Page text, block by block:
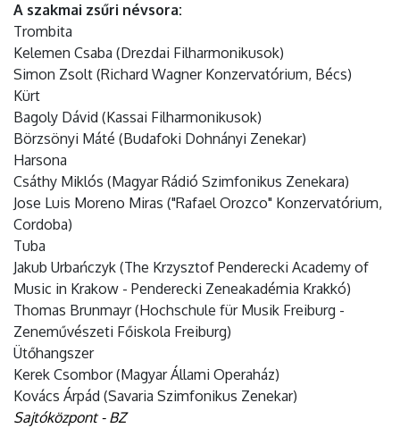
A szakmai zsűri névsora:
Trombita
Kelemen Csaba (Drezdai Filharmonikusok)
Simon Zsolt (Richard Wagner Konzervatórium, Bécs)
Kürt
Bagoly Dávid (Kassai Filharmonikusok)
Börzsönyi Máté (Budafoki Dohnányi Zenekar)
Harsona
Csáthy Miklós (Magyar Rádió Szimfonikus Zenekara)
Jose Luis Moreno Miras ("Rafael Orozco" Konzervatórium,
Cordoba)
Tuba
Jakub Urbańczyk (The Krzysztof Penderecki Academy of
Music in Krakow - Penderecki Zeneakadémia Krakkó)
Thomas Brunmayr (Hochschule für Musik Freiburg -
Zeneművészeti Főiskola Freiburg)
Ütőhangszer
Kerek Csombor (Magyar Állami Operaház)
Kovács Árpád (Savaria Szimfonikus Zenekar)
Sajtóközpont - BZ